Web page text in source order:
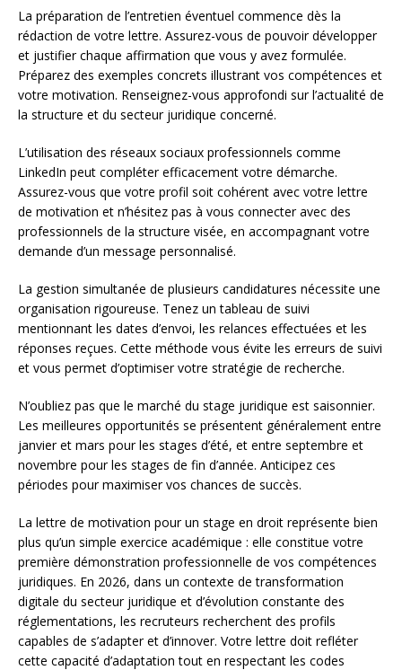
La préparation de l’entretien éventuel commence dès la
rédaction de votre lettre. Assurez-vous de pouvoir développer
et justifier chaque affirmation que vous y avez formulée.
Préparez des exemples concrets illustrant vos compétences et
votre motivation. Renseignez-vous approfondi sur l’actualité de
la structure et du secteur juridique concerné.
L’utilisation des réseaux sociaux professionnels comme
LinkedIn peut compléter efficacement votre démarche.
Assurez-vous que votre profil soit cohérent avec votre lettre
de motivation et n’hésitez pas à vous connecter avec des
professionnels de la structure visée, en accompagnant votre
demande d’un message personnalisé.
La gestion simultanée de plusieurs candidatures nécessite une
organisation rigoureuse. Tenez un tableau de suivi
mentionnant les dates d’envoi, les relances effectuées et les
réponses reçues. Cette méthode vous évite les erreurs de suivi
et vous permet d’optimiser votre stratégie de recherche.
N’oubliez pas que le marché du stage juridique est saisonnier.
Les meilleures opportunités se présentent généralement entre
janvier et mars pour les stages d’été, et entre septembre et
novembre pour les stages de fin d’année. Anticipez ces
périodes pour maximiser vos chances de succès.
La lettre de motivation pour un stage en droit représente bien
plus qu’un simple exercice académique : elle constitue votre
première démonstration professionnelle de vos compétences
juridiques. En 2026, dans un contexte de transformation
digitale du secteur juridique et d’évolution constante des
réglementations, les recruteurs recherchent des profils
capables de s’adapter et d’innover. Votre lettre doit refléter
cette capacité d’adaptation tout en respectant les codes